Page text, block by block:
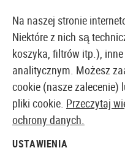
EUROPEJSKI
Strona główna
Na naszej stronie
Niektóre z nich są
koszyka, filtrów itp.),
analitycznym. Możesz
cookie (nasze zalecenie)
pliki cookie. Przeczytaj
ochrony danych.
USTAWIENIA